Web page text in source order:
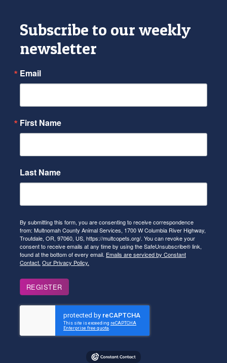
Subscribe to our weekly
newsletter
Email
First Name
Last Name
By submitting this form, you are consenting to receive correspondence
from: Multnomah County Animal Services, 1700 W Columbia River Highway,
Troutdale, OR, 97060, US, https://multcopets.org/. You can revoke your
consent to receive emails at any time by using the SafeUnsubscribe® link,
found at the bottom of every email. Emails are serviced by Constant
Contact. Our Privacy Policy.
REGISTER